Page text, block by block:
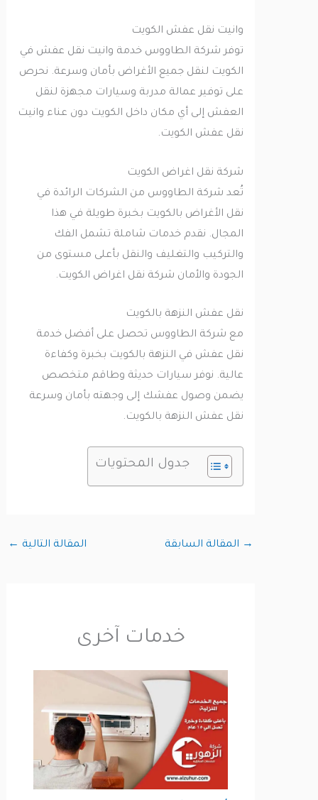
وانيت نقل عفش الكويت
توفر شركة الطاووس خدمة وانيت نقل عفش في
الكويت لنقل جميع الأغراض بأمان وسرعة. نحرص
على توفير عمالة مدربة وسيارات مجهزة لنقل
العفش إلى أي مكان داخل الكويت دون عناء وانيت
نقل عفش الكويت.
شركة نقل اغراض الكويت
تُعد شركة الطاووس من الشركات الرائدة في
نقل الأغراض بالكويت بخبرة طويلة في هذا
المجال. نقدم خدمات شاملة تشمل الفك
والتركيب والتغليف والنقل بأعلى مستوى من
الجودة والأمان شركة نقل اغراض الكويت.
نقل عفش النزهة بالكويت
مع شركة الطاووس تحصل على أفضل خدمة
نقل عفش في النزهة بالكويت بخبرة وكفاءة
عالية. نوفر سيارات حديثة وطاقم متخصص
يضمن وصول عفشك إلى وجهته بأمان وسرعة
نقل عفش النزهة بالكويت.
جدول المحتويات
المقالة السابقة المقالة التالية←
خدمات آخرى